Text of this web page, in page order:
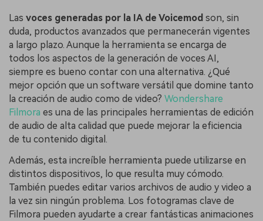
Las voces generadas por la IA de Voicemod son, sin
duda, productos avanzados que permanecerán vigentes
a largo plazo. Aunque la herramienta se encarga de
todos los aspectos de la generación de voces AI,
siempre es bueno contar con una alternativa. ¿Qué
mejor opción que un software versátil que domine tanto
la creación de audio como de video? Wondershare
Filmora es una de las principales herramientas de edición
de audio de alta calidad que puede mejorar la eficiencia
de tu contenido digital.
Además, esta increíble herramienta puede utilizarse en
distintos dispositivos, lo que resulta muy cómodo.
También puedes editar varios archivos de audio y video a
la vez sin ningún problema. Los fotogramas clave de
Filmora pueden ayudarte a crear fantásticas animaciones